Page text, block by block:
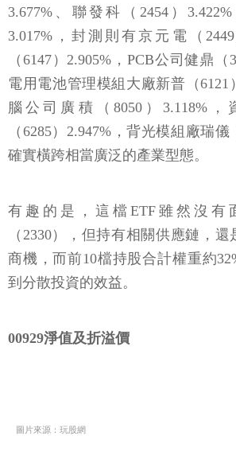
3.677%、聯發科（2454）
3.017%，封測則有京元電（
（6147）2.905%，PCB公司健鼎（
電用電池管理模組大廠新普（6121
腦公司廣積（8050）3.118%
（6285）2.947%，背光模組廠瑞儀
確實橫跨相當廣泛的產業型態。
有趣的是，這檔ETF雖然沒有
（2330），但持有相關供應鏈，
商機，而前10檔持股合計權重約
到分散投資的效益。
00929淨值及折溢價
圖片來源：玩股網